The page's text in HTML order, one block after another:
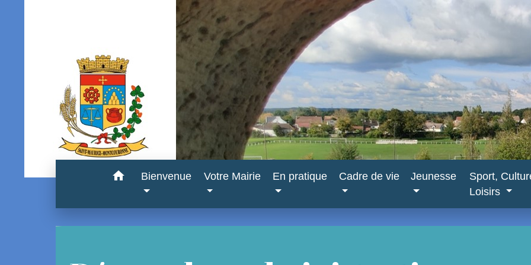
home Bienvenue Votre Mairie En pratique Cadre de vie Jeunesse
Sport,
Loisirs